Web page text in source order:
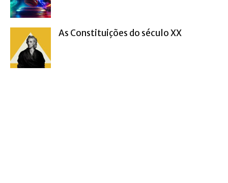
As Constituições do século XX